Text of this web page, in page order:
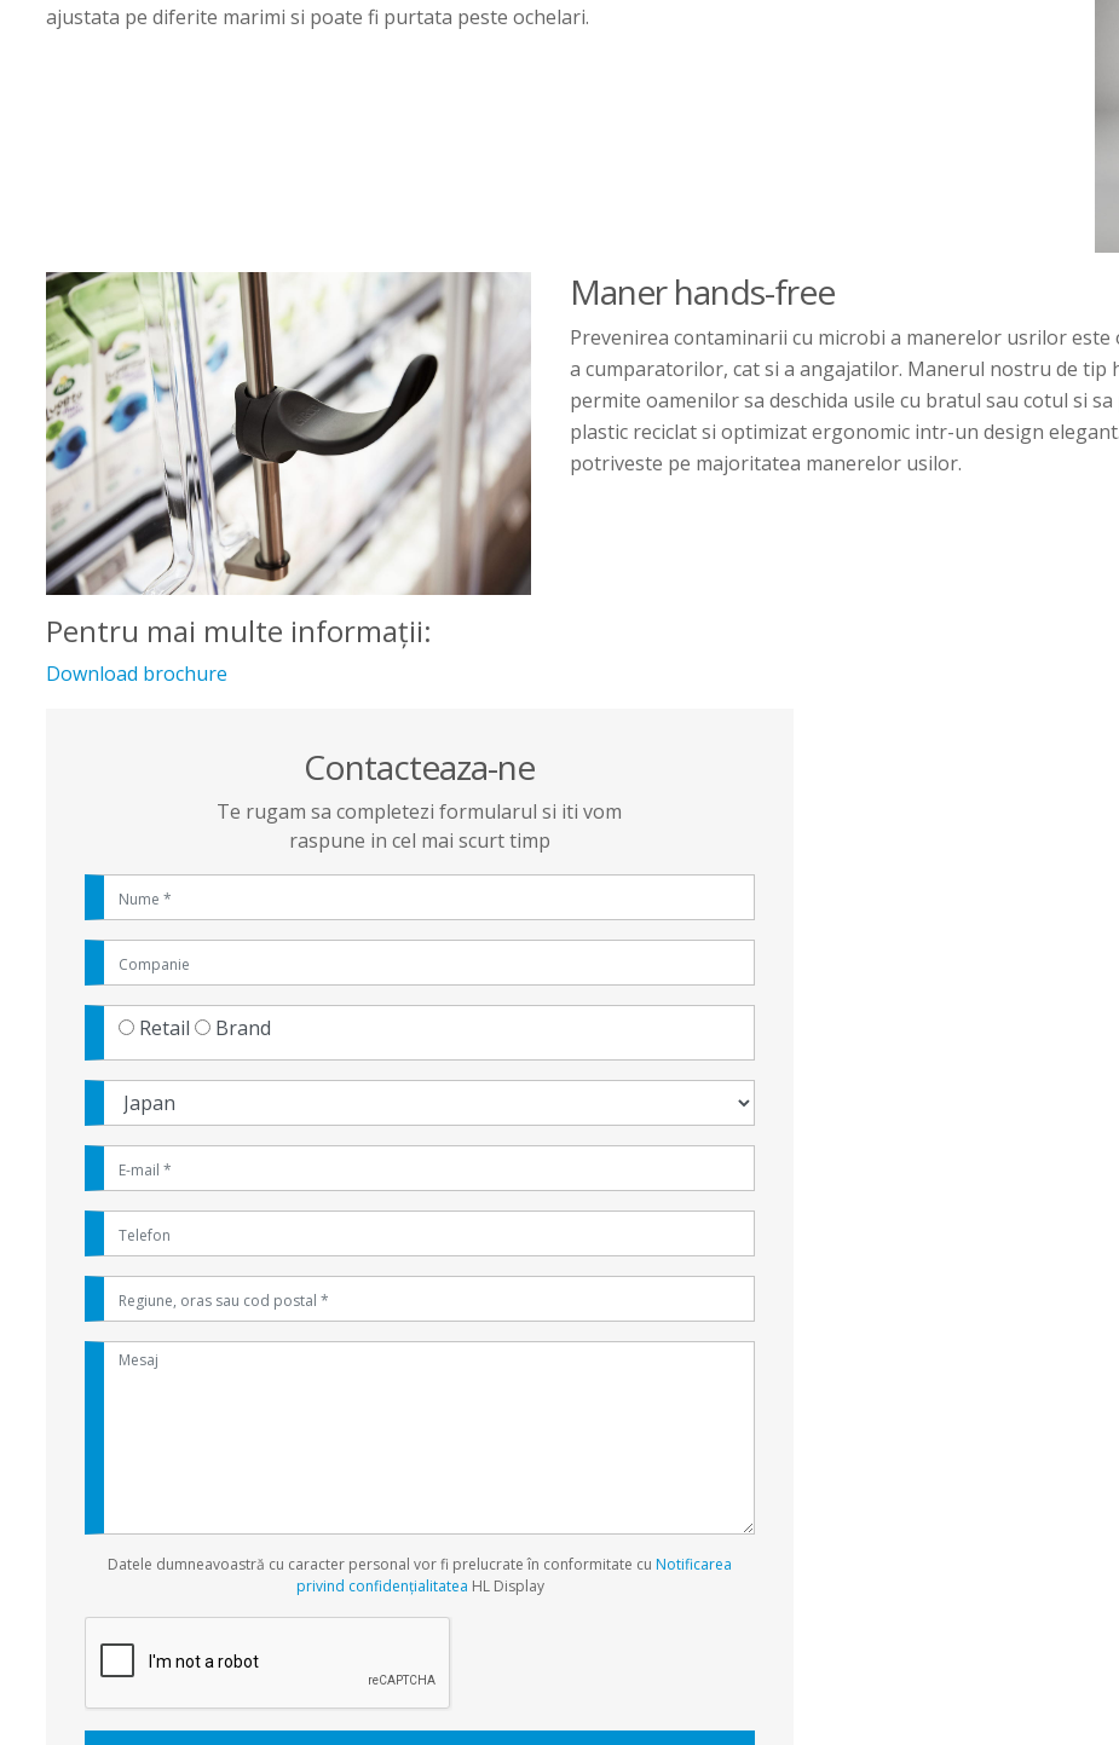
ajustata pe diferite marimi si poate fi purtata peste ochelari.
Maner hands-free
Prevenirea contaminarii cu microbi a manerelor usrilor
a cumparatorilor, cat si a angajatilor. Manerul nostru de
permite oamenilor sa deschida usile cu bratul sau cotul si
plastic reciclat si optimizat ergonomic intr-un design
potriveste pe majoritatea manerelor usilor.
Pentru mai multe informaţii:
Download brochure
Contacteaza-ne
Te rugam sa completezi formularul si iti vom
raspune in cel mai scurt timp
Retail Brand
Datele dumneavoastră cu caracter personal vor fi prelucrate în conformitate cu Notificarea
privind confidențialitatea HL Display